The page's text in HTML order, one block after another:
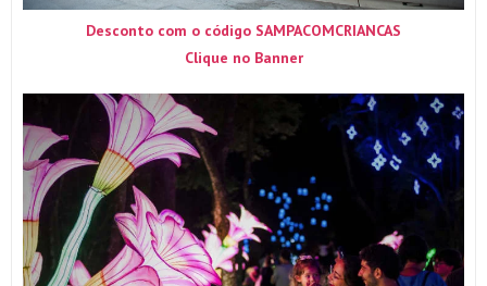
Desconto com o código SAMPACOMCRIANCAS
Clique no Banner